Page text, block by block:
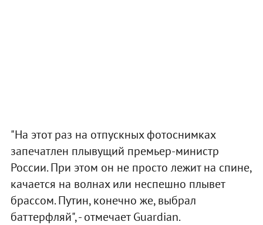
"На этот раз на отпускных фотоснимках
запечатлен плывущий премьер-министр
России. При этом он не просто лежит на спине,
качается на волнах или неспешно плывет
брассом. Путин, конечно же, выбрал
баттерфляй", - отмечает Guardian.